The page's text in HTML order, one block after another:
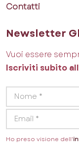
Contatti
Newsletter
Vuoi essere
Iscriviti subito
Ho preso visione dell'